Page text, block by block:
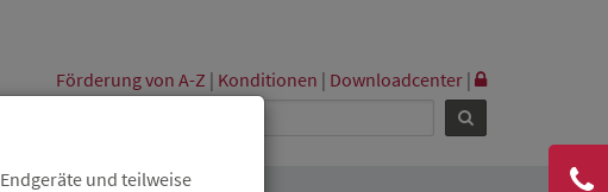
Förderung von A-Z | Konditionen | Downloadcenter |
und teilweise